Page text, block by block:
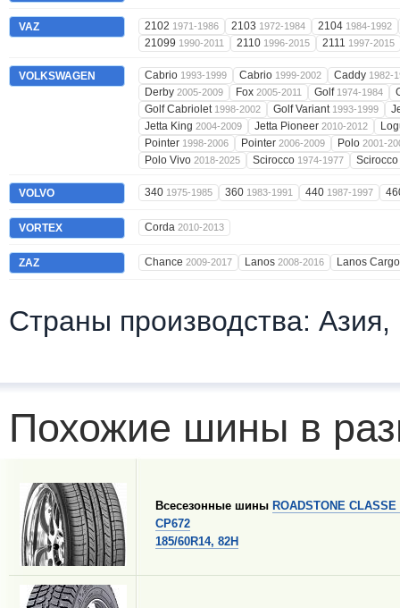
VAZ 2102 1971-1986 2103 1972-1984 2104 1984-1992
21099 1990-2011 2110 1996-2015 2111 1997-2015
VOLKSWAGEN Cabrio 1993-1999 Cabrio 1999-2002 Caddy 1982-
Derby 2005-2009 Fox 2005-2011 Golf 1974-1984
Golf Cabriolet 1998-2002 Golf Variant 1993-1999
Jetta King 2004-2009 Jetta Pioneer 2010-2012
Pointer 1998-2006 Pointer 2006-2009 Polo 2001-
Polo Vivo 2018-2025 Scirocco 1974-1977 Scirocco
VOLVO 340 1975-1985 360 1983-1991 440 1987-1997
VORTEX Corda 2010-2013
ZAZ Chance 2009-2017 Lanos 2008-2016 Lanos
Страны производства: Азия,
Похожие шины в
Всесезонные шины ROADSTONE
CP672
185/60R14, 82H